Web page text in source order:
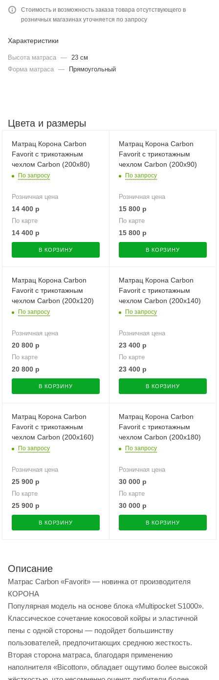
Стоимость и возможность заказа товара отсутствующего в
розничных магазинах уточняется по запросу
Характеристики
Высота матраса —
23 см
Форма матраса — Прямоугольный
Цвета и размеры
Матрац Корона Carbon
Favorit с трикотажным
чехлом Carbon (200х80)
По запросу
Розничная цена
14 400 р
По карте
14 400 р
В КОРЗИНУ
Матрац Корона Carbon
Favorit с трикотажным
чехлом Carbon (200х90)
По запросу
Розничная цена
15 800 р
По карте
15 800 р
В КОРЗИНУ
Матрац Корона Carbon
Favorit с трикотажным
чехлом Carbon (200х120)
По запросу
Розничная цена
20 800 р
По карте
20 800 р
В КОРЗИНУ
Матрац Корона Carbon
Favorit с трикотажным
чехлом Carbon (200х140)
По запросу
Розничная цена
23 400 р
По карте
23 400 р
В КОРЗИНУ
Матрац Корона Carbon
Favorit с трикотажным
чехлом Carbon (200х160)
По запросу
Розничная цена
25 900 р
По карте
25 900 р
В КОРЗИНУ
Матрац Корона Carbon
Favorit с трикотажным
чехлом Carbon (200х180)
По запросу
Розничная цена
30 000 р
По карте
30 000 р
В КОРЗИНУ
Описание
Матрас Carbon «Favorit» — новинка от производителя
КОРОНА
Популярная модель на основе блока «Multipocket S1000».
Классическое сочетание кокосовой койры и эластичной
пены с одной стороны — подойдет большинству
пользователей, предпочитающих среднюю жесткость.
Вторая сторона матраса, благодаря применению
наполнителя «Bicotton», обладает ощутимо более высокой